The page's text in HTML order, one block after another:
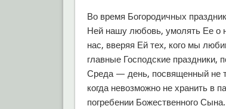
Во время Богородичных
Ней нашу любовь, умолять Ее о
нас, вверяя Ей тех, кого мы
главные Господские праздники,
Среда — день, посвященный не
когда невозможно не хранить в
погребении Божественного